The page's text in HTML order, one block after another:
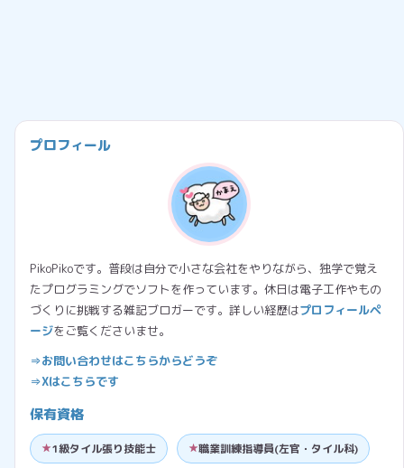
プロフィール
PikoPikoです。普段は自分で小さな会社をやりながら、独学で覚え
たプログラミングでソフトを作っています。休日は電子工作やもの
づくりに挑戦する雑記ブロガーです。詳しい経歴はプロフィールペ
ージをご覧くださいませ。
⇒お問い合わせはこちらからどうぞ
⇒Xはこちらです
保有資格
1級タイル張り技能士 職業訓練指導員(左官・タイル科)